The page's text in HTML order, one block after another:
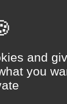
and
you